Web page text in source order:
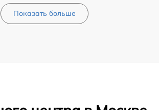
Показать больше